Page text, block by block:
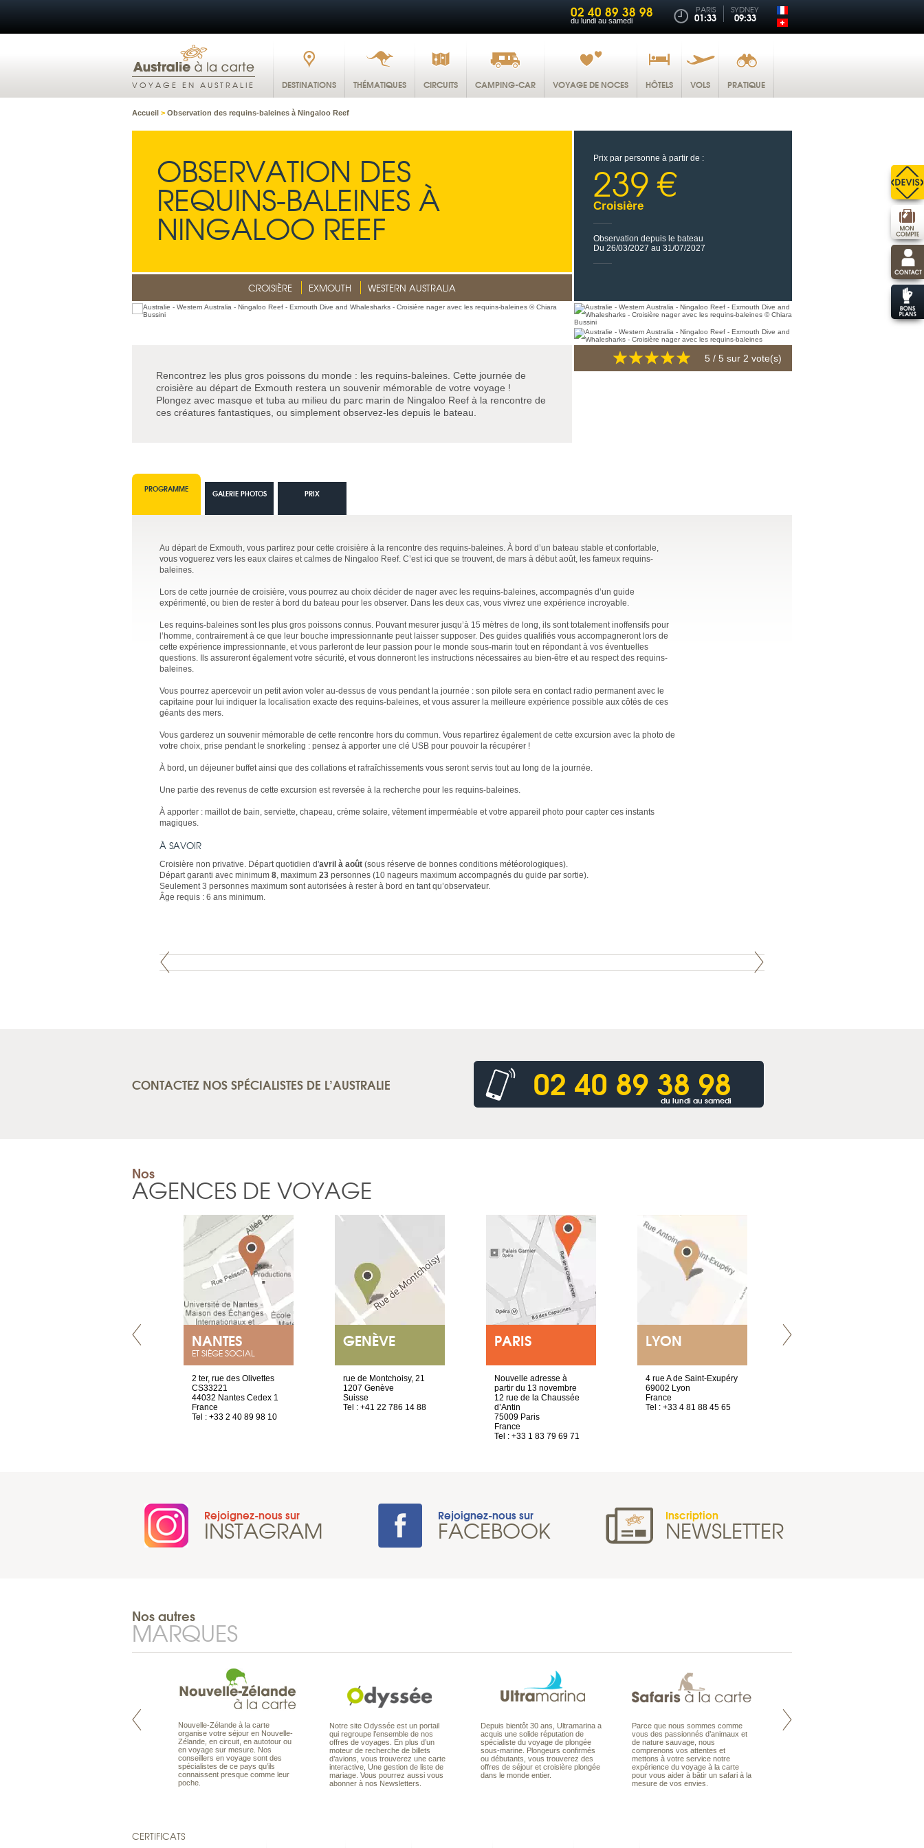
02 40 89 38 98
du lundi au samedi
PARIS
01:33
SYDNEY
09:33
VOYAGE EN AUSTRALIE DESTINATIONS THÉMATIQUES CIRCUITS CAMPING-CAR VOYAGE DE NOCES HÔTELS VOLS PRATIQUE
Accueil > Observation des requins-baleines à Ningaloo Reef
OBSERVATION DES
REQUINS-BALEINES À
NINGALOO REEF
CROISIÈRE EXMOUTH WESTERN AUSTRALIA
Prix par personne à partir de :
239 €
Croisière
Observation depuis le bateau
Du 26/03/2027 au 31/07/2027
Rencontrez les plus gros poissons du monde : les requins-baleines. Cette journée de
croisière au départ de Exmouth restera un souvenir mémorable de votre voyage !
Plongez avec masque et tuba au milieu du parc marin de Ningaloo Reef à la rencontre de
ces créatures fantastiques, ou simplement observez-les depuis le bateau.
5 / 5 sur 2 vote(s)
PROGRAMME
Au départ de Exmouth, vous partirez pour cette croisière à la rencontre des requins-baleines. À bord d’un bateau stable et confortable,
vous voguerez vers les eaux claires et calmes de Ningaloo Reef. C’est ici que se trouvent, de mars à début août, les fameux requins-
baleines.
Lors de cette journée de croisière, vous pourrez au choix décider de nager avec les requins-baleines, accompagnés d’un guide
expérimenté, ou bien de rester à bord du bateau pour les observer. Dans les deux cas, vous vivrez une expérience incroyable.
Les requins-baleines sont les plus gros poissons connus. Pouvant mesurer jusqu’à 15 mètres de long, ils sont totalement inoffensifs pour
l’homme, contrairement à ce que leur bouche impressionnante peut laisser supposer. Des guides qualifiés vous accompagneront lors de
cette expérience impressionnante, et vous parleront de leur passion pour le monde sous-marin tout en répondant à vos éventuelles
questions. Ils assureront également votre sécurité, et vous donneront les instructions nécessaires au bien-être et au respect des requins-
baleines.
Vous pourrez apercevoir un petit avion voler au-dessus de vous pendant la journée : son pilote sera en contact radio permanent avec le
capitaine pour lui indiquer la localisation exacte des requins-baleines, et vous assurer la meilleure expérience possible aux côtés de ces
géants des mers.
Vous garderez un souvenir mémorable de cette rencontre hors du commun. Vous repartirez également de cette excursion avec la photo de
votre choix, prise pendant le snorkeling : pensez à apporter une clé USB pour pouvoir la récupérer !
À bord, un déjeuner buffet ainsi que des collations et rafraîchissements vous seront servis tout au long de la journée.
Une partie des revenus de cette excursion est reversée à la recherche pour les requins-baleines.
À apporter : maillot de bain, serviette, chapeau, crème solaire, vêtement imperméable et votre appareil photo pour capter ces instants
magiques.
À SAVOIR
Croisière non privative. Départ quotidien d'avril à août (sous réserve de bonnes conditions météorologiques).
Départ garanti avec minimum 8, maximum 23 personnes (10 nageurs maximum accompagnés du guide par sortie).
Seulement 3 personnes maximum sont autorisées à rester à bord en tant qu’observateur.
Âge requis : 6 ans minimum.
GALERIE PHOTOS PRIX
CONTACTEZ NOS SPÉCIALISTES DE L’AUSTRALIE 02 40 89 38 98
du lundi au samedi
Nos
AGENCES DE VOYAGE
NANTES
ET SIÈGE SOCIAL
2 ter, rue des Olivettes
CS33221
44032 Nantes Cedex 1
France
Tel : +33 2 40 89 98 10
GENÈVE
rue de Montchoisy, 21
1207 Genève
Suisse
Tel : +41 22 786 14 88
PARIS
Nouvelle adresse à
partir du 13 novembre
12 rue de la Chaussée
d’Antin
75009 Paris
France
Tel : +33 1 83 79 69 71
LYON
4 rue A de Saint-Exupéry
69002 Lyon
France
Tel : +33 4 81 88 45 65
Rejoignez-nous sur
INSTAGRAM Rejoignez-nous sur
FACEBOOK Inscription
NEWSLETTER
Nos autres
MARQUES
Pacifique à la carte est le spécialiste
Nouvelle-Zélande à la carte
organise votre séjour en Nouvelle-
Zélande, en circuit, en autotour ou
en voyage sur mesure. Nos
conseillers en voyage sont des
spécialistes de ce pays qu’ils
connaissent presque comme leur
poche.
Notre site Odyssée est un portail
qui regroupe l’ensemble de nos
offres de voyages. En plus d’un
moteur de recherche de billets
d’avions, vous trouverez une carte
interactive, Une gestion de liste de
mariage. Vous pourrez aussi vous
abonner à nos Newsletters.
Depuis bientôt 30 ans, Ultramarina a
acquis une solide réputation de
spécialiste du voyage de plongée
sous-marine. Plongeurs confirmés
ou débutants, vous trouverez des
offres de séjour et croisière plongée
dans le monde entier.
Parce que nous sommes comme
vous des passionnés d’animaux et
de nature sauvage, nous
comprenons vos attentes et
mettons à votre service notre
expérience du voyage à la carte
pour vous aider à bâtir un safari à la
mesure de vos envies.
Maldives à la Carte propose tous
CERTIFICATS